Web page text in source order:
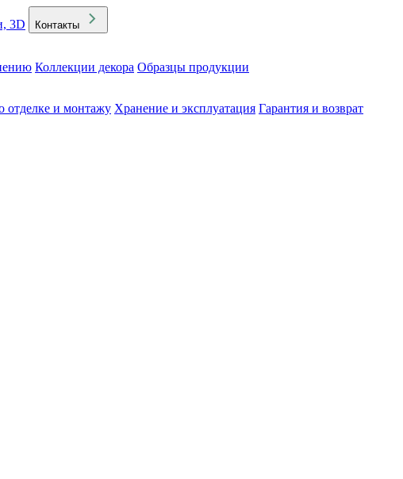
3D Контакты
Коллекции декора Образцы продукции
отделке и монтажу Хранение и эксплуатация Гарантия и возврат